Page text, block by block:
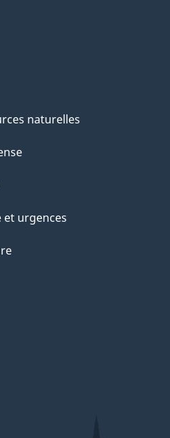
naturelles
et urgences